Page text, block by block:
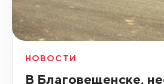
НОВОСТИ
В Благовещенске,